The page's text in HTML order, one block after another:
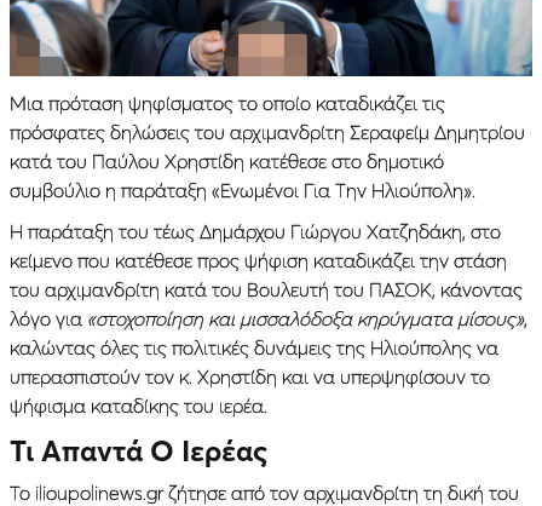
Μια πρόταση ψηφίσματος το οποίο καταδικάζει τις
πρόσφατες δηλώσεις του αρχιμανδρίτη Σεραφείμ Δημητρίου
κατά του Παύλου Χρηστίδη κατέθεσε στο δημοτικό
συμβούλιο η παράταξη «Ενωμένοι Για Την Ηλιούπολη».
Η παράταξη του τέως Δημάρχου Γιώργου Χατζηδάκη, στο
κείμενο που κατέθεσε προς ψήφιση καταδικάζει την στάση
του αρχιμανδρίτη κατά του Βουλευτή του ΠΑΣΟΚ, κάνοντας
λόγο για «στοχοποίηση και μισσαλόδοξα κηρύγματα μίσους»,
καλώντας όλες τις πολιτικές δυνάμεις της Ηλιούπολης να
υπερασπιστούν τον κ. Χρηστίδη και να υπερψηφίσουν το
ψήφισμα καταδίκης του ιερέα.
Τι Απαντά Ο Ιερέας
Το ilioupolinews.gr ζήτησε από τον αρχιμανδρίτη τη δική του